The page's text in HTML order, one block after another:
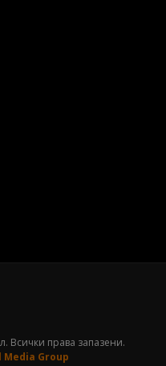
Всички права запазени.
Media Group